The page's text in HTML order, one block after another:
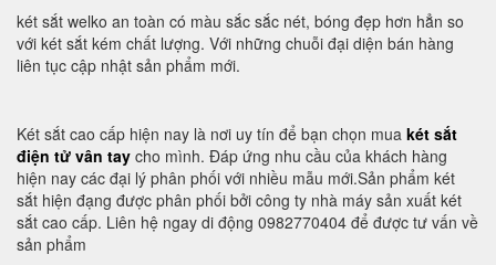
két sắt welko an toàn có màu sắc sắc nét, bóng đẹp hơn hẳn so
với két sắt kém chất lượng. Với những chuỗi đại diện bán hàng
liên tục cập nhật sản phẩm mới.
Két sắt cao cấp hiện nay là nơi uy tín để bạn chọn mua két sắt
điện tử vân tay cho mình. Đáp ứng nhu cầu của khách hàng
hiện nay các đại lý phân phối với nhiều mẫu mới.Sản phẩm két
sắt hiện đạng được phân phối bởi công ty nhà máy sản xuất két
sắt cao cấp. Liên hệ ngay di động 0982770404 để được tư vấn về
sản phẩm